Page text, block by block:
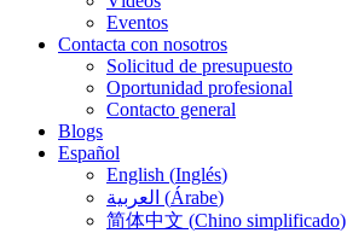
Eventos
Contacta con nosotros
Solicitud de presupuesto
Oportunidad profesional
Contacto general
Blogs
Español
English (Inglés)
العربية (Árabe)
简体中文 (Chino simplificado)